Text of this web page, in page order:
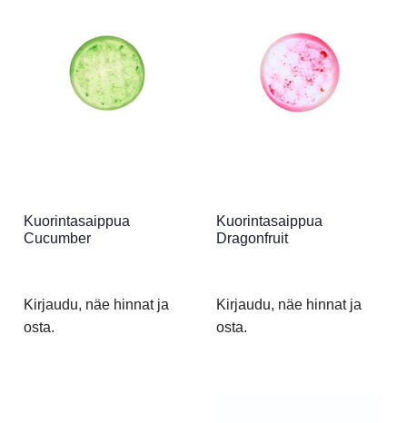
Kuorintasaippua
Cucumber
Kirjaudu, näe hinnat ja
osta.
Kuorintasaippua
Dragonfruit
Kirjaudu, näe hinnat ja
osta.